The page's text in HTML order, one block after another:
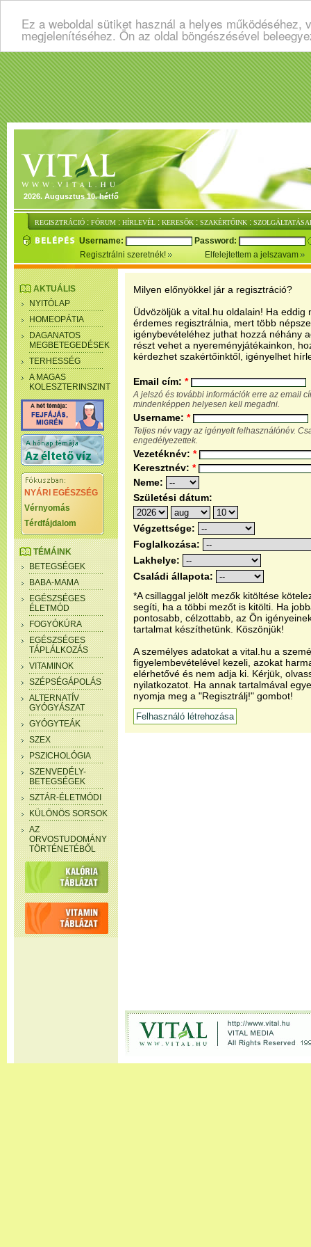
Ez a weboldal sütiket használ a helyes
megjelenítéséhez. Ön az oldal böngészésével
2026. Augusztus 10. hétfő
REGISZTRÁCIÓ : FÓRUM : HÍRLEVÉL : KERESŐK : SZAKÉRTŐINK :
Username:
Password:
Regisztrálni szeretnék!
Elfelejtettem a jelszavam
AKTUÁLIS
NYITÓLAP
HOMEOPÁTIA
DAGANATOS
MEGBETEGEDÉSEK
TERHESSÉG
A MAGAS
KOLESZTERINSZINT
NYÁRI EGÉSZSÉG
Vérnyomás
Térdfájdalom
TÉMÁINK
BETEGSÉGEK
BABA-MAMA
EGÉSZSÉGES
ÉLETMÓD
FOGYÓKÚRA
EGÉSZSÉGES
TÁPLÁLKOZÁS
VITAMINOK
SZÉPSÉGÁPOLÁS
ALTERNATÍV
GYÓGYÁSZAT
GYÓGYTEÁK
SZEX
PSZICHOLÓGIA
SZENVEDÉLY-
BETEGSÉGEK
SZTÁR-ÉLETMÓDI
KÜLÖNÖS SORSOK
AZ
ORVOSTUDOMÁNY
TÖRTÉNETÉBŐL
Milyen előnyökkel jár a regisztráció?
Üdvözöljük a vital.hu oldalain! Ha eddig
érdemes regisztrálnia, mert több
igénybevételéhez juthat hozzá néhány
részt vehet a nyereményjátékainkon,
kérdezhet szakértőinktől, igényelhet
Email cím: *
A jelszó és további információk erre az email
mindenképpen helyesen kell megadni.
Username: *
Teljes név vagy az igényelt felhasználónév.
engedélyezettek.
Vezetéknév: *
Keresztnév: *
Neme:
Születési dátum:
Végzettsége:
Foglalkozása:
Lakhelye:
Családi állapota:
*A csillaggal jelölt mezők kitöltése
segíti, ha a többi mezőt is kitölti. Ha
pontosabb, célzottabb, az Ön
tartalmat készíthetünk. Köszönjük!
A személyes adatokat a vital.hu a
figyelembevételével kezeli, azokat
elérhetővé és nem adja ki. Kérjük,
nyilatkozatot. Ha annak tartalmával
nyomja meg a "Regisztrálj!" gombot!